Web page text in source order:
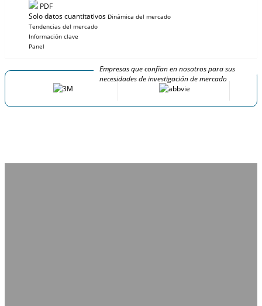
PDF
Solo datos cuantitativos Dinámica del mercado
Tendencias del mercado
Información clave
Panel
Empresas que confían en nosotros para sus
necesidades de investigación de mercado